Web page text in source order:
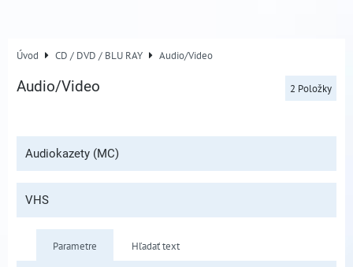
Úvod CD / DVD / BLU RAY Audio/Video
Audio/Video 2 Položky
Audiokazety (MC)
VHS
Parametre Hľadať text